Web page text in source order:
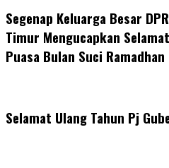
Segenap Keluarga Besar
Timur Mengucapkan
Puasa Bulan Suci
Selamat Ulang Tahun Pj